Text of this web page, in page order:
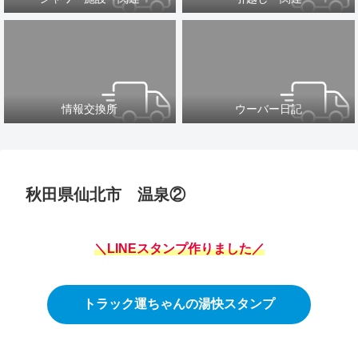
情報交換所 ウーバー日記
秋田県仙北市 温泉②
＼LINEスタンプ作りました／
トラック運ちゃんの湯快スタンプ